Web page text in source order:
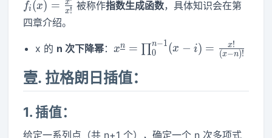
fi (x) = x!
x 被称作指数生成函数，具体知识会在第
四章介绍。
x 的 n 次下降幂： x^{\underline
1}(x-i) =
\frac{x!}{(x-n)!}
xn = ∏0
n−1(x − i) = (x−n)!
x!
壹. 拉格朗日插值：
1. 插值：
给定一系列点（共 n+1 个），确定一个 n 次多项式